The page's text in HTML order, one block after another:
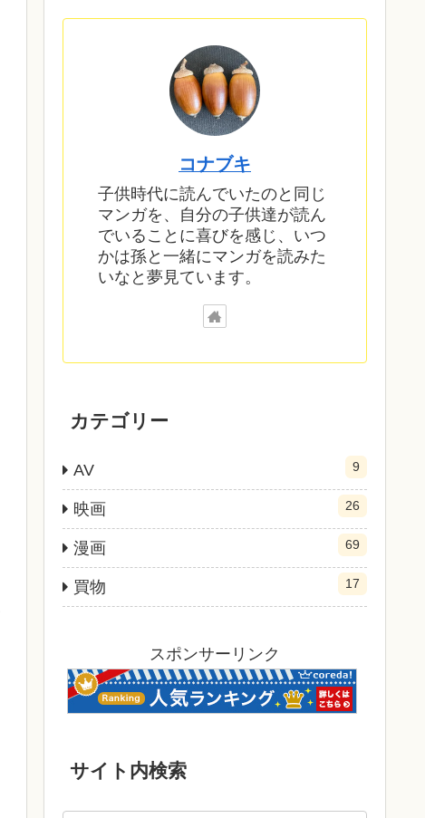
コナブキ
子供時代に読んでいたのと同じ
マンガを、自分の子供達が読ん
でいることに喜びを感じ、いつ
かは孫と一緒にマンガを読みた
いなと夢見ています。
カテゴリー
AV 9
映画 26
漫画 69
買物 17
スポンサーリンク
サイト内検索